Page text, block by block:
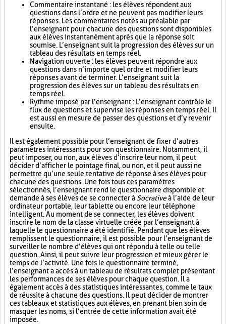
Commentaire instantané : les élèves répondent aux
questions dans l’ordre et ne peuvent pas modifier leurs
réponses. Les commentaires notés au préalable par
l’enseignant pour chacune des questions sont disponibles
aux élèves instantanément après que la réponse soit
soumise. L’enseignant suit la progression des élèves sur un
tableau des résultats en temps réel.
Navigation ouverte : les élèves peuvent répondre aux
questions dans n’importe quel ordre et modifier leurs
réponses avant de terminer. L’enseignant suit la
progression des élèves sur un tableau des résultats en
temps réel.
Rythme imposé par l’enseignant : L’enseignant contrôle le
flux de questions et supervise les réponses en temps réel. Il
est aussi en mesure de passer des questions et d’y revenir
ensuite.
Il est également possible pour l’enseignant de fixer d’autres
paramètres intéressants pour son questionnaire. Notamment, il
peut imposer, ou non, aux élèves d’inscrire leur nom, il peut
décider d’afficher le pointage final, ou non, et il peut aussi ne
permettre qu’une seule tentative de réponse à ses élèves pour
chacune des questions. Une fois tous ces paramètres
sélectionnés, l’enseignant rend le questionnaire disponible et
demande à ses élèves de se connecter à Socrativeà l’aide de leur
ordinateur portable, leur tablette ou encore leur téléphone
intelligent. Au moment de se connecter, les élèves doivent
inscrire le nom de la classe virtuelle créée par l’enseignant à
laquelle le questionnaire a été identifié. Pendant que les élèves
remplissent le questionnaire, il est possible pour l’enseignant de
surveiller le nombre d’élèves qui ont répondu à telle ou telle
question. Ainsi, il peut suivre leur progression et mieux gérer le
temps de l’activité. Une fois le questionnaire terminé,
l’enseignant a accès à un tableau de résultats complet présentant
les performances de ses élèves pour chaque question. Il a
également accès à des statistiques intéressantes, comme le taux
de réussite à chacune des questions. Il peut décider de montrer
ces tableaux et statistiques aux élèves, en prenant bien soin de
masquer les noms, si l’entrée de cette information avait été
imposée.